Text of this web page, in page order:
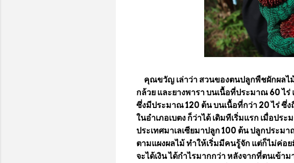
คุณขวัญ เล่าว่า สวนของตนปลูกพืชผักผลไ
กล้วย และยางพารา บนเนื้อที่ประมาณ 60 ไ
ซึ่งมีประมาณ 120 ต้น บนเนื้อที่กว่า 20 ไร่ ซึ่
ในอำเภอเบตง ก็ว่าได้ เดิมทีเริ่มแรก เมื่อป
ประเทศมาเลเซียมาปลูก 100 ต้น ปลูกประม
ตามแผงผลไม้ ทำให้เริ่มมีคนรู้จัก แต่ก็ไม่ค่
จะได้เงิน ได้กำไรมากกว่า หลังจากที่ตนเข้